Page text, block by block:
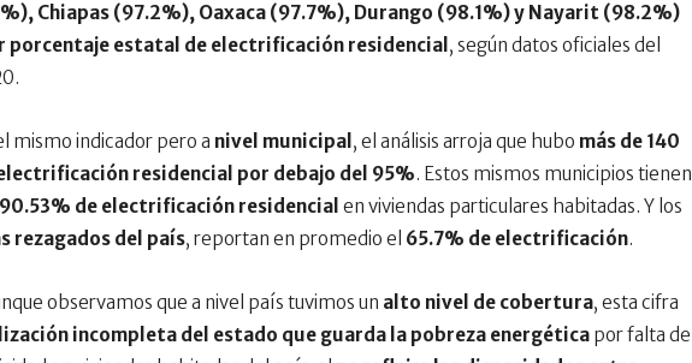
Chiapas (97.2%), Oaxaca (97.7%), Durango (98.1%) y Nayarit (98.2%)
porcentaje estatal de electrificación residencial , según datos oficiales del
mismo indicador pero a nivel municipal , el análisis arroja que hubo más de 140
residencial por debajo del 95%. Estos mismos municipios tienen
de electrificación residencial en viviendas particulares habitadas. Y los
rezagados del país, reportan en promedio el 65.7% de electrificación.
observamos que a nivel país tuvimos un alto nivel de cobertura, esta cifra
incompleta del estado que guarda la pobreza energética por falta de